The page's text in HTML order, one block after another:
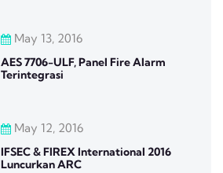
May 13, 2016
AES 7706-ULF, Panel Fire Alarm
Terintegrasi
May 12, 2016
IFSEC & FIREX International 2016
Luncurkan ARC